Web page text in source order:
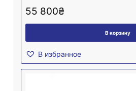
55 800₴
В корзину
В избранное